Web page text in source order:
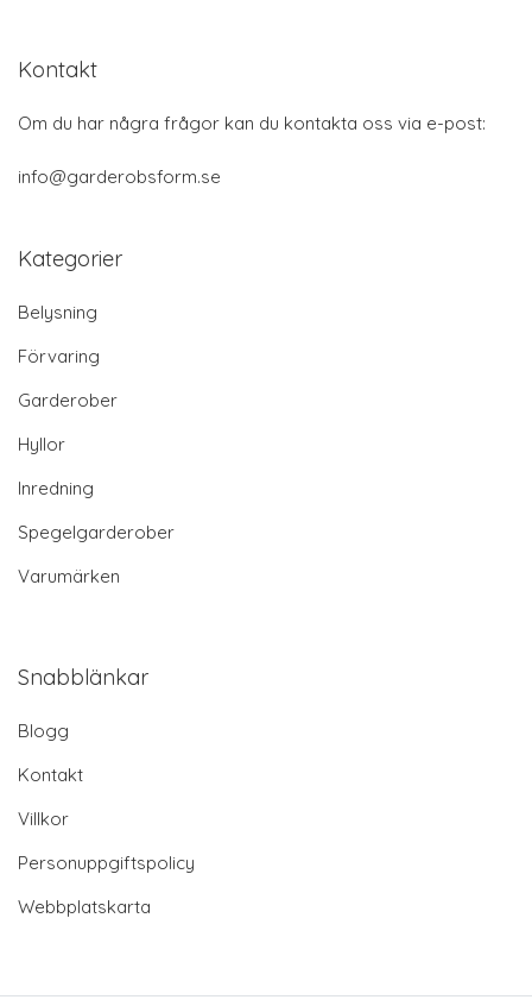
Kontakt
Om du har några frågor kan du kontakta oss via e-post:
info@garderobsform.se
Kategorier
Belysning
Förvaring
Garderober
Hyllor
Inredning
Spegelgarderober
Varumärken
Snabblänkar
Blogg
Kontakt
Villkor
Personuppgiftspolicy
Webbplatskarta